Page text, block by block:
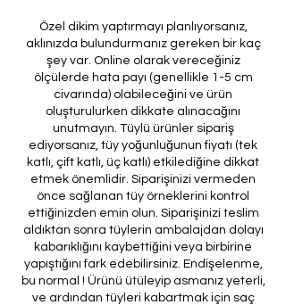
Özel dikim yaptırmayı planlıyorsanız,
aklınızda bulundurmanız gereken bir kaç
şey var. Online olarak vereceğiniz
ölçülerde hata payı (genellikle 1-5 cm
civarında) olabileceğini ve ürün
oluşturulurken dikkate alınacağını
unutmayın. Tüylü ürünler sipariş
ediyorsanız, tüy yoğunluğunun fiyatı (tek
katlı, çift katlı, üç katlı) etkilediğine dikkat
etmek önemlidir. Siparişinizi vermeden
önce sağlanan tüy örneklerini kontrol
ettiğinizden emin olun. Siparişinizi teslim
aldıktan sonra tüylerin ambalajdan dolayı
kabarıklığını kaybettiğini veya birbirine
yapıştığını fark edebilirsiniz. Endişelenme,
bu normal ! Ürünü ütüleyip asmanız yeterli,
ve ardından tüyleri kabartmak için saç